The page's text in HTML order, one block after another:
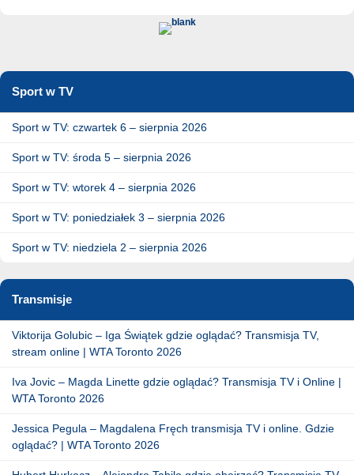
Sport w TV
Sport w TV: czwartek 6 – sierpnia 2026
Sport w TV: środa 5 – sierpnia 2026
Sport w TV: wtorek 4 – sierpnia 2026
Sport w TV: poniedziałek 3 – sierpnia 2026
Sport w TV: niedziela 2 – sierpnia 2026
Transmisje
Viktorija Golubic – Iga Świątek gdzie oglądać? Transmisja TV,
stream online | WTA Toronto 2026
Iva Jovic – Magda Linette gdzie oglądać? Transmisja TV i Online |
WTA Toronto 2026
Jessica Pegula – Magdalena Fręch transmisja TV i online. Gdzie
oglądać? | WTA Toronto 2026